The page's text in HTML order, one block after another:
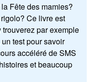
Fête des mamies?
Ce livre est
par exemple
test pour savoir
accéléré de SMS
et beaucoup